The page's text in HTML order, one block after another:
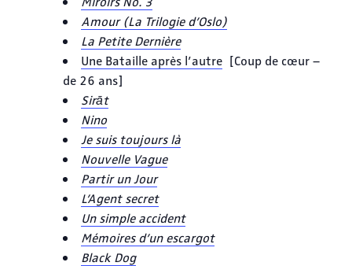
Amour (La Trilogie d’Oslo)
La Petite Dernière
Une Bataille après l’autre [Coup de cœur –
de 26 ans]
Sirāt
Nino
Je suis toujours là
Nouvelle Vague
Partir un Jour
L’Agent secret
Un simple accident
Mémoires d’un escargot
Black Dog